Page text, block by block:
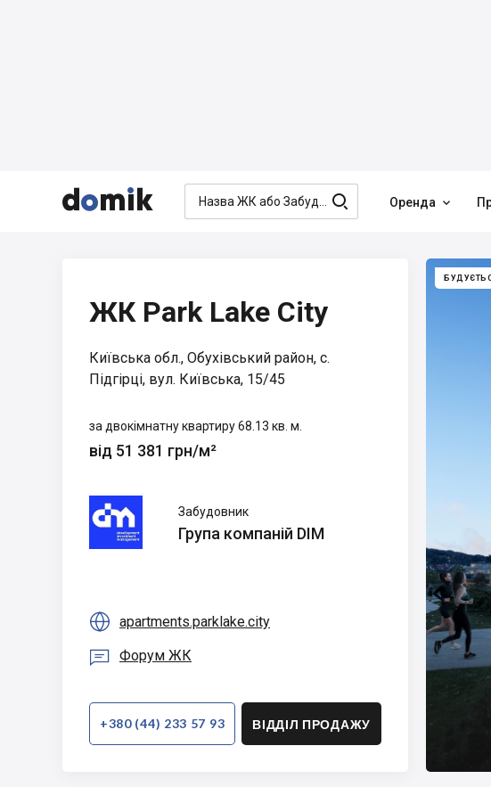


  Оренда 
ЖК Park Lake City
Київська обл., Обухівський район, с.
Підгірці, вул. Київська, 15/45
за двокімнатну квартиру 68.13 кв. м.
від 51 381 грн/м²
Група
компаній
DIM
Забудовник
Група компаній DIM
 apartments.parklake.city
 Форум ЖК
+380 (44) 233 57 93 ВІДДІЛ ПРОДАЖУ